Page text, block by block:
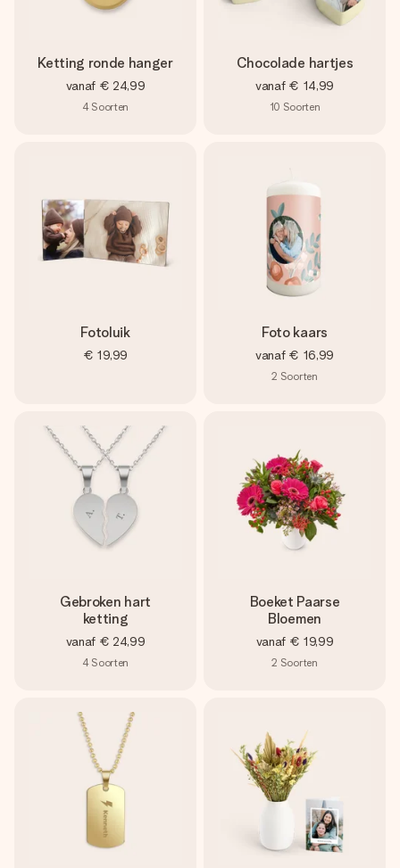
Ketting ronde hanger
vanaf € 24,99
4 Soorten
Chocolade hartjes
vanaf € 14,99
10 Soorten
Fotoluik
€ 19,99
Foto kaars
vanaf € 16,99
2 Soorten
Gebroken hart
ketting
vanaf € 24,99
4 Soorten
Boeket Paarse
Bloemen
vanaf € 19,99
2 Soorten